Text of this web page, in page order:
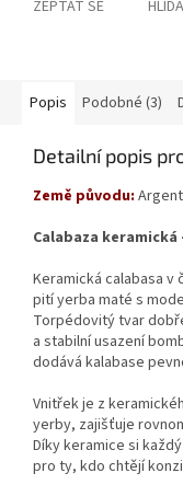
ZEPTAT SE
Popis Podobné (3)
Detailní popis
Země původu:
Calabaza
Keramická calabasa
pití yerba maté s
Torpédovitý tvar
a stabilní usazení
dodává kalabase
Vnitřek je z
yerby, zajišťuje
Díky keramice si
pro ty, kdo chtějí